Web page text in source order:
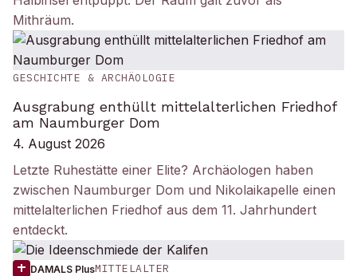
Mithräum.
GESCHICHTE & ARCHÄOLOGIE
Ausgrabung enthüllt mittelalterlichen Friedhof
am Naumburger Dom
4. August 2026
Letzte Ruhestätte einer Elite? Archäologen haben
zwischen Naumburger Dom und Nikolaikapelle einen
mittelalterlichen Friedhof aus dem 11. Jahrhundert
entdeckt.
DAMALS PlusMITTELALTER